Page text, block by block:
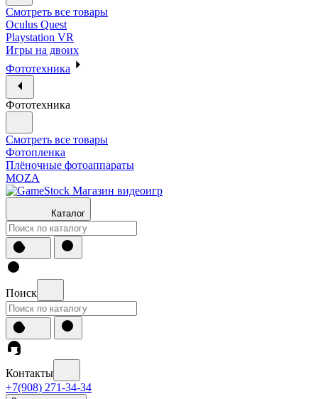
Смотреть все товары
Oculus Quest
Playstation VR
Игры на двоих
Фототехника
Фототехника
Смотреть все товары
Фотопленка
Плёночные фотоаппараты
MOZA
Каталог
Поиск
Контакты
+7(908) 271-34-34